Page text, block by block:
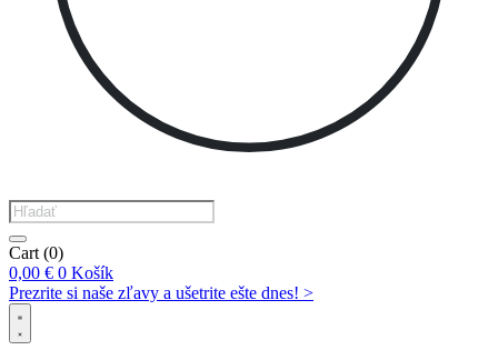
Products
search
Cart (0)
0,00 € 0 Košík
Prezrite si naše zľavy a ušetrite ešte dnes! >​